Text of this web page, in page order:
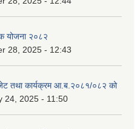
योजना २०८२
28, 2025 - 12:43
तथा कार्यक्रम आ.ब.२०८१/०८२ को
24, 2025 - 11:50